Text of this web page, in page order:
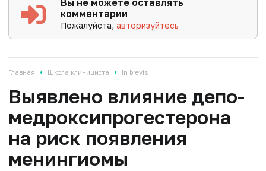
Вы не можете оставлять
комментарии
Пожалуйста,авторизуйтесь
Главная • Школа клинициста • In brevis
Выявлено влияние депо-
медроксипрогестерона
на риск появления
менингиомы